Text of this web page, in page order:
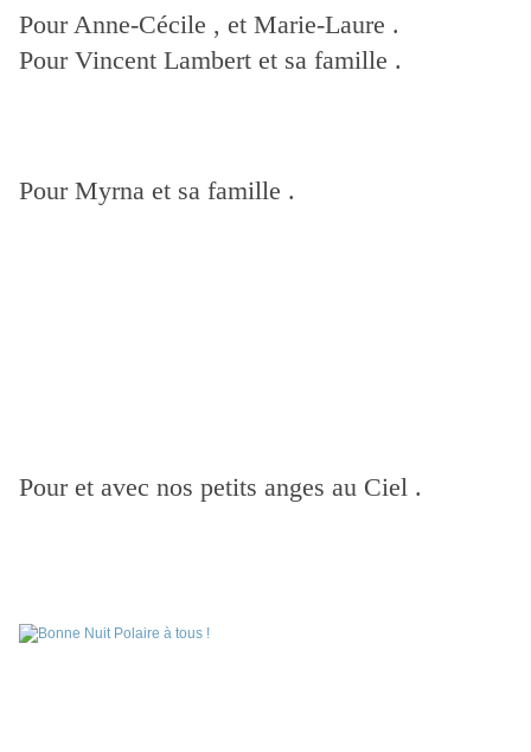
Pour Anne-Cécile , et Marie-Laure .
Pour Vincent Lambert et sa famille .
Pour Myrna et sa famille .
Pour et avec nos petits anges au Ciel .